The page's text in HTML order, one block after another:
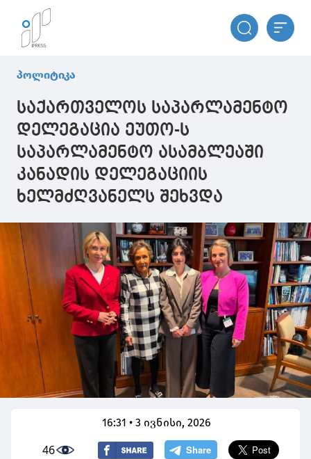
პოლიტიკა
საქართველოს საპარლამენტო
დელეგაცია ეუთო-ს
საპარლამენტო ასამბლეაში
კანადის დელეგაციის
ხელმძღვანელს შეხვდა
16:31 • 3 ივნისი, 2026
46